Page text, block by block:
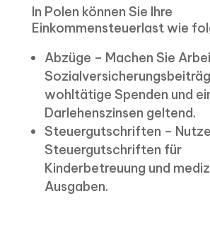
In Polen können Sie Ihre
Einkommensteuerlast wie
Abzüge – Machen Sie
wohltätige Spenden und
Darlehenszinsen geltend.
Steuergutschriften –
Steuergutschriften für
Kinderbetreuung und
Ausgaben.